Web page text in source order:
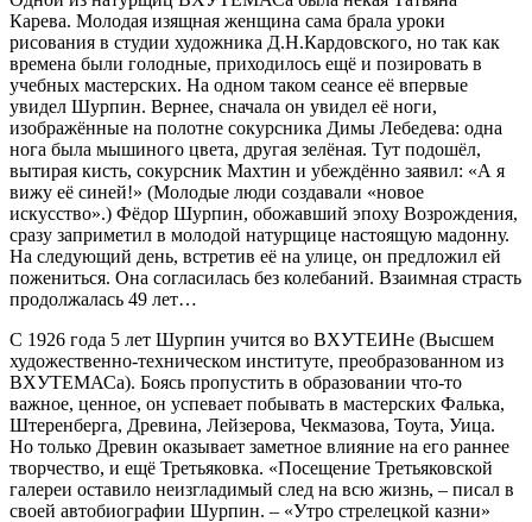
Карева. Молодая изящная женщина сама брала уроки
рисования в студии художника Д.Н.Кардовского, но так как
времена были голодные, приходилось ещё и позировать в
учебных мастерских. На одном таком сеансе её впервые
увидел Шурпин. Вернее, сначала он увидел её ноги,
изображённые на полотне сокурсника Димы Лебедева: одна
нога была мышиного цвета, другая зелёная. Тут подошёл,
вытирая кисть, сокурсник Махтин и убеждённо заявил: «А я
вижу её синей!» (Молодые люди создавали «новое
искусство».) Фёдор Шурпин, обожавший эпоху Возрождения,
сразу заприметил в молодой натурщице настоящую мадонну.
На следующий день, встретив её на улице, он предложил ей
пожениться. Она согласилась без колебаний. Взаимная страсть
продолжалась 49 лет…
С 1926 года 5 лет Шурпин учится во ВХУТЕИНе (Высшем
художественно-техническом институте, преобразованном из
ВХУТЕМАСа). Боясь пропустить в образовании что-то
важное, ценное, он успевает побывать в мастерских Фалька,
Штеренберга, Древина, Лейзерова, Чекмазова, Тоута, Уица.
Но только Древин оказывает заметное влияние на его раннее
творчество, и ещё Третьяковка. «Посещение Третьяковской
галереи оставило неизгладимый след на всю жизнь, – писал в
своей автобиографии Шурпин. – «Утро стрелецкой казни»